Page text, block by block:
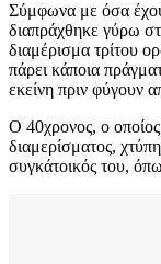
Σύμφωνα με όσα
διαπράχθηκε γύρω
διαμέρισμα τρίτου
πάρει κάποια
εκείνη πριν φύγουν
Ο 40χρονος, ο οποίος
διαμερίσματος,
συγκάτοικός του,